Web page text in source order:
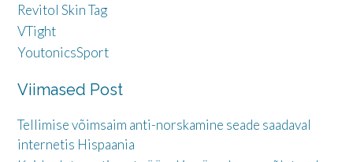
Revitol Skin Tag
VTight
YoutonicsSport
Viimased Post
Tellimise võimsaim anti-norskamine seade saadaval
internetis Hispaania